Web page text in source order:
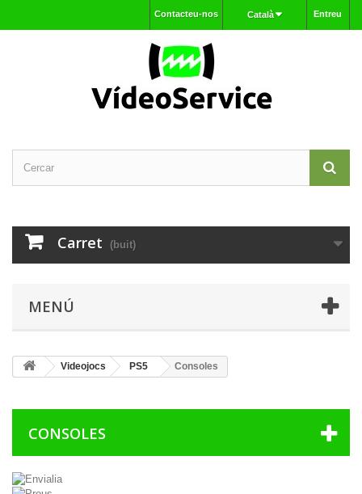
Entreu
Català
Contacteu-nos
Carret (buit)
MENÚ
Videojocs PS5 Consoles
CONSOLES